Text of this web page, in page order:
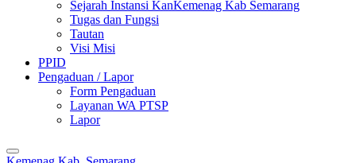
Sejarah Instansi KanKemenag Kab Semarang
Tugas dan Fungsi
Tautan
Visi Misi
PPID
Pengaduan / Lapor
Form Pengaduan
Layanan WA PTSP
Lapor